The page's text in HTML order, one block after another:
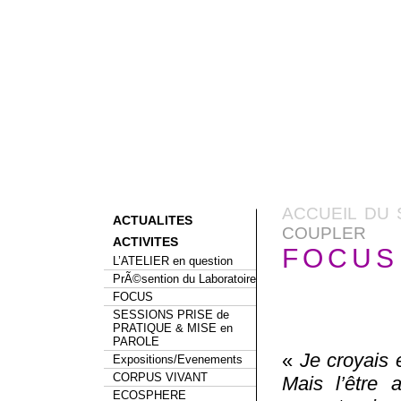
ACTUALITES
ACTIVITES
L’ATELIER en question
PrÃ©sention du Laboratoire
FOCUS
SESSIONS PRISE de
PRATIQUE & MISE en
PAROLE
Expositions/Evenements
CORPUS VIVANT
ECOSPHERE
ACCUEIL DU
COUPLER
« Je croyais
Mais l’être